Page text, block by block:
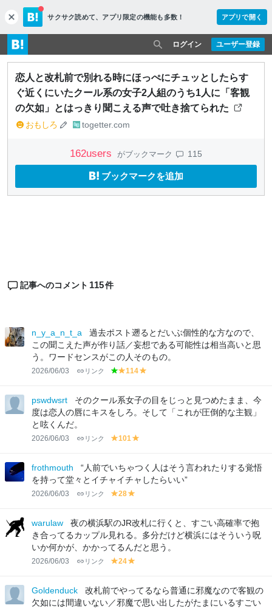
c
l
o
s
e
サクサク読めて、 アプリ限定の機能も多数！ アプリで開く
ユーザー登録
ログイン
恋人と改札前で別れる時にほっぺにチュッとしたらす
ぐ近くにいたクール系の女子2人組のうち1人に「客観
の欠如」とはっきり聞こえる声で吐き捨てられた
おもしろ togetter.com
162users がブックマーク 115
ブックマークを追加
記事へのコメント 115件
n_y_a_n_t_a
過去ポスト遡るとだいぶ個性的な方なので、
この聞こえた声が作り話／妄想である可能性は相当高いと思
う。ワードセンスがこの人そのもの。
2026/06/03 リンク
g
e
e
y
lo
w
114
lo
w
pswdwsrt
そのクール系女子の目をじっと見つめたまま、今
度は恋人の唇にキスをしろ。そして「これが圧倒的な主観」
と呟くんだ。
2026/06/03 リンク
y
lo
w
101
lo
w
frothmouth
“人前でいちゃつく人はそう言われたりする覚悟
を持って堂々とイチャイチャしたらいい”
2026/06/03 リンク
y
lo
w
28
lo
w
warulaw
夜の横浜駅のJR改札に行くと、すごい高確率で抱
き合ってるカップル見れる。多分だけど横浜にはそういう呪
いか何かが、かかってるんだと思う。
2026/06/03 リンク
y
lo
w
24
w
Goldenduck
改札前でやってるなら普通に邪魔なので客観の
欠如には間違いない／邪魔で思い出したがたまにいるすごい